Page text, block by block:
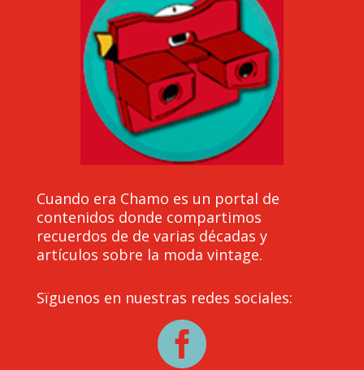
Cuando era Chamo es un portal de
contenidos donde compartimos
recuerdos de de varias décadas y
artículos sobre la moda vintage.
Sïguenos en nuestras redes sociales:
